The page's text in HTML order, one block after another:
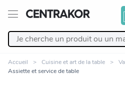
Accueil Cuisine et art de la table
Assiette et service de table